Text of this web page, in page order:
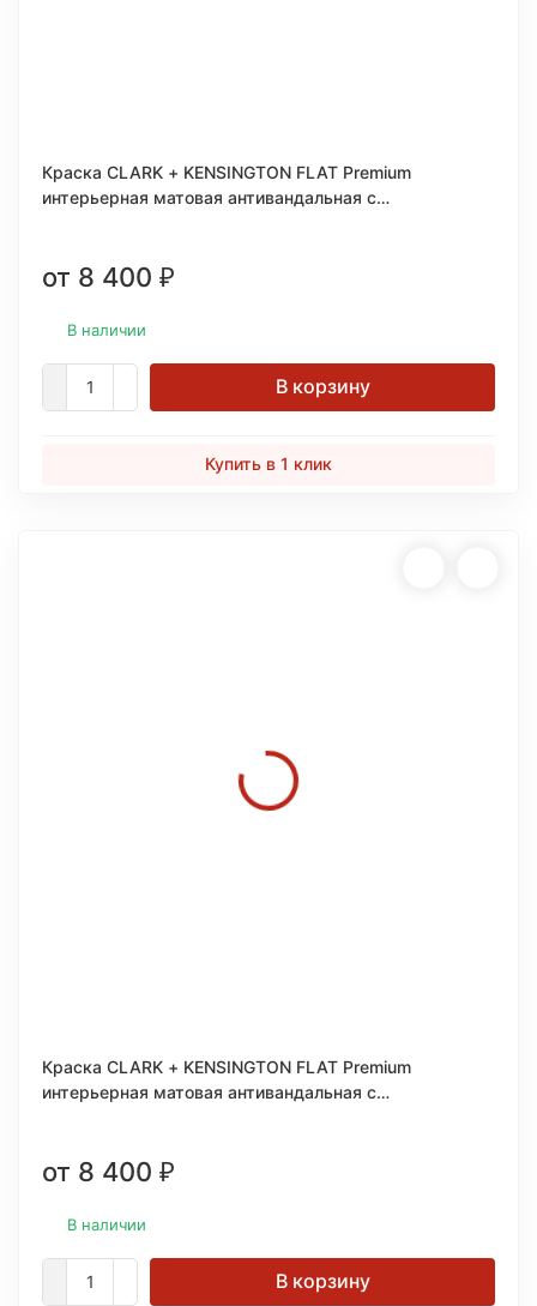
Краска CLARK + KENSINGTON FLAT Premium
интерьерная матовая антивандальная c
от 8 400 ₽
В наличии
В корзину
Купить в 1 клик
Краска CLARK + KENSINGTON FLAT Premium
интерьерная матовая антивандальная c
от 8 400 ₽
В наличии
В корзину